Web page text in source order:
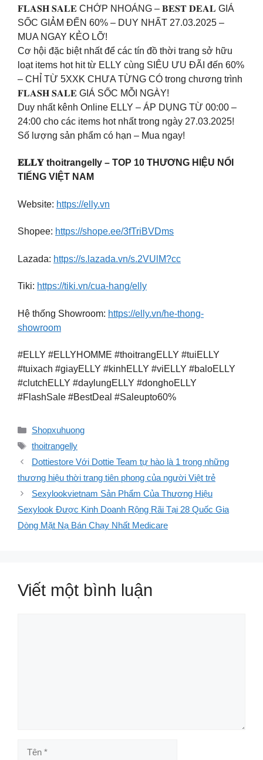
𝐅𝐋𝐀𝐒𝐇 𝐒𝐀𝐋𝐄 CHỚP NHOÁNG – 𝐁𝐄𝐒𝐓 𝐃𝐄𝐀𝐋 GIÁ
SỐC GIẢM ĐẾN 60% – DUY NHẤT 27.03.2025 –
MUA NGAY KẺO LỠ!
Cơ hội đặc biệt nhất để các tín đồ thời trang sở hữu
loạt items hot hit từ ELLY cùng SIÊU ƯU ĐÃI đến 60%
– CHỈ TỪ 5XXK CHƯA TỪNG CÓ trong chương trình
𝐅𝐋𝐀𝐒𝐇 𝐒𝐀𝐋𝐄 GIÁ SỐC MỖI NGÀY!
Duy nhất kênh Online ELLY – ÁP DỤNG TỪ 00:00 –
24:00 cho các items hot nhất trong ngày 27.03.2025!
Số lượng sản phẩm có hạn – Mua ngay!
𝐄𝐋𝐋𝐘 thoitrangelly – TOP 10 THƯƠNG HIỆU NỔI
TIẾNG VIỆT NAM
Website: https://elly.vn
Shopee: https://shope.ee/3fTriBVDms
Lazada: https://s.lazada.vn/s.2VUlM?cc
Tiki: https://tiki.vn/cua-hang/elly
Hệ thống Showroom: https://elly.vn/he-thong-
showroom
#ELLY #ELLYHOMME #thoitrangELLY #tuiELLY
#tuixach #giayELLY #kinhELLY #viELLY #baloELLY
#clutchELLY #daylungELLY #donghoELLY
#FlashSale #BestDeal #Saleupto60%
Danh
mục
Shopxuhuong
Thẻ
thoitrangelly
Dottiestore Với Dottie Team tự hào là 1 trong những
thương hiệu thời trang tiên phong của người Việt trẻ
Sexylookvietnam Sản Phẩm Của Thương Hiệu
Sexylook Được Kinh Doanh Rộng Rãi Tại 28 Quốc Gia
Dòng Mặt Nạ Bán Chạy Nhất Medicare
Viết một bình luận